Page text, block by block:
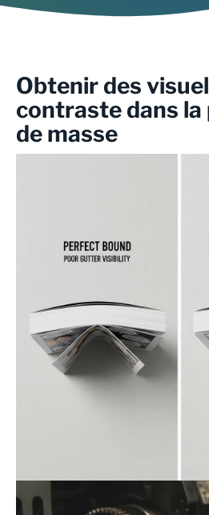
Obtenir des
contraste dans
de masse